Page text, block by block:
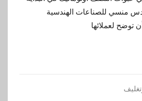
منسي للصناعات الهندسية
توضح لعملائها